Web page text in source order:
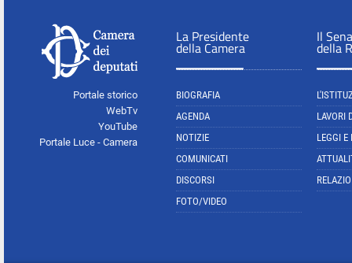
Portale storico
WebTv
YouTube
Portale Luce - Camera
La Presidente
della Camera
BIOGRAFIA
AGENDA
NOTIZIE
COMUNICATI
DISCORSI
FOTO/VIDEO
Il
della
LAVORI
LEGGI E